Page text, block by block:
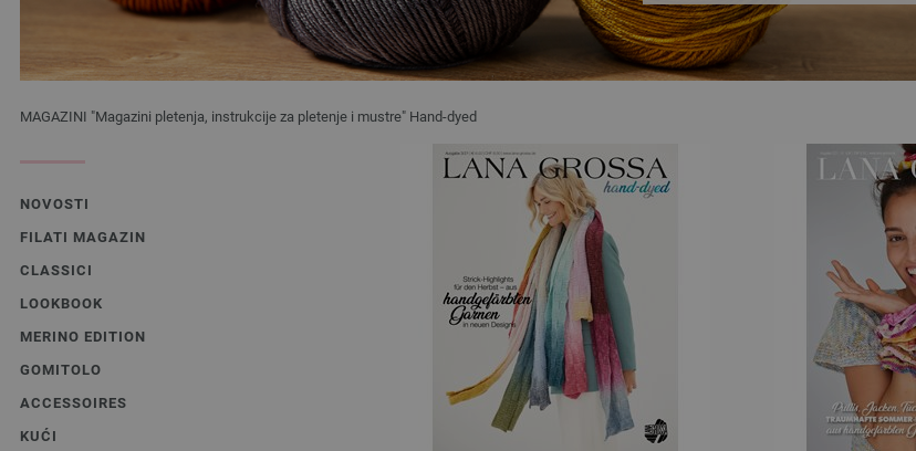
MAGAZINI "Magazini pletenja, instrukcije za pletenje i mustre" Hand-dyed
NOVOSTI
FILATI MAGAZIN
CLASSICI
LOOKBOOK
MERINO EDITION
GOMITOLO
ACCESSOIRES
KUĆI